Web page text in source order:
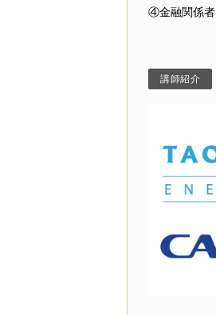
④金融関係者
講師紹介